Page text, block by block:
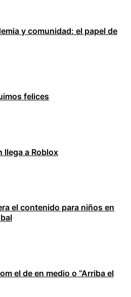
y comunidad: el papel de
felices
llega a Roblox
el contenido para niños en
el de en medio o “Arriba el